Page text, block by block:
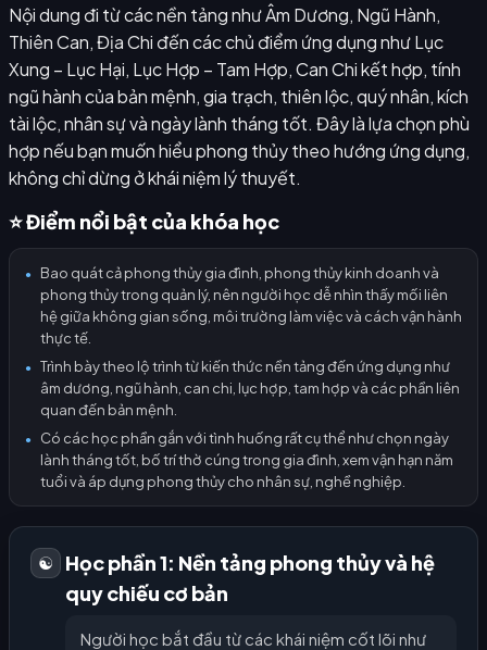
Nội dung đi từ các nền tảng như Âm Dương, Ngũ Hành,
Thiên Can, Địa Chi đến các chủ điểm ứng dụng như Lục
Xung – Lục Hại, Lục Hợp – Tam Hợp, Can Chi kết hợp, tính
ngũ hành của bản mệnh, gia trạch, thiên lộc, quý nhân, kích
tài lộc, nhân sự và ngày lành tháng tốt. Đây là lựa chọn phù
hợp nếu bạn muốn hiểu phong thủy theo hướng ứng dụng,
không chỉ dừng ở khái niệm lý thuyết.
⭐ Điểm nổi bật của khóa học
●
Bao quát cả phong thủy gia đình, phong thủy kinh doanh và
phong thủy trong quản lý, nên người học dễ nhìn thấy mối liên
hệ giữa không gian sống, môi trường làm việc và cách vận hành
thực tế.
●
Trình bày theo lộ trình từ kiến thức nền tảng đến ứng dụng như
âm dương, ngũ hành, can chi, lục hợp, tam hợp và các phần liên
quan đến bản mệnh.
●
Có các học phần gắn với tình huống rất cụ thể như chọn ngày
lành tháng tốt, bố trí thờ cúng trong gia đình, xem vận hạn năm
tuổi và áp dụng phong thủy cho nhân sự, nghề nghiệp.
☯️
Học phần 1: Nền tảng phong thủy và hệ
quy chiếu cơ bản
Người học bắt đầu từ các khái niệm cốt lõi như